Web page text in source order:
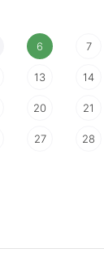
6 7
13 14
20 21
27 28